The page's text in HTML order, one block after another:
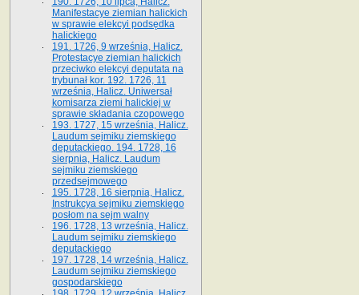
Manifestacye ziemian halickich
w sprawie elekcyi podsędka
halickiego
191. 1726, 9 września, Halicz.
Protestacye ziemian halickich
przeciwko elekcyi deputata na
trybunał kor. 192. 1726, 11
września, Halicz. Uniwersał
komisarza ziemi halickiej w
sprawie składania czopowego
193. 1727, 15 września, Halicz.
Laudum sejmiku ziemskiego
deputackiego. 194. 1728, 16
sierpnia, Halicz. Laudum
sejmiku ziemskiego
przedsejmowego
195. 1728, 16 sierpnia, Halicz.
Instrukcya sejmiku ziemskiego
posłom na sejm walny
196. 1728, 13 września, Halicz.
Laudum sejmiku ziemskiego
deputackiego
197. 1728, 14 września, Halicz.
Laudum sejmiku ziemskiego
gospodarskiego